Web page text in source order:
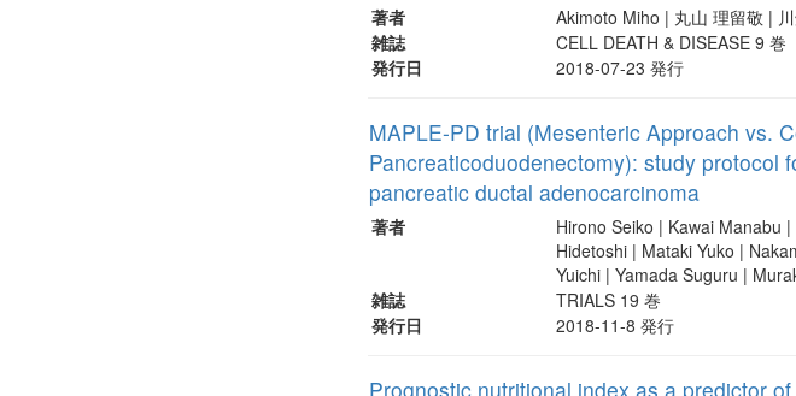
著者
Akimoto Miho | 丸山 理留敬 |
雑誌
CELL DEATH & DISEASE 9 巻
発行日
2018-07-23 発行
MAPLE-PD trial (Mesenteric Approach vs.
Pancreaticoduodenectomy): study protocol
pancreatic ductal adenocarcinoma
著者
Hirono Seiko | Kawai Manabu
Hidetoshi | Mataki Yuko |
Yuichi | Yamada Suguru |
雑誌
TRIALS 19 巻
発行日
2018-11-8 発行
Prognostic nutritional index as a predictor